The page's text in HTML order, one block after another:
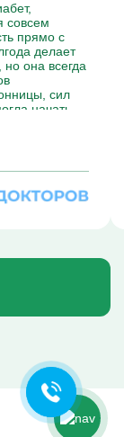
помочь
совсем
прямо с
делает
она всегда
сил
начать
побочных